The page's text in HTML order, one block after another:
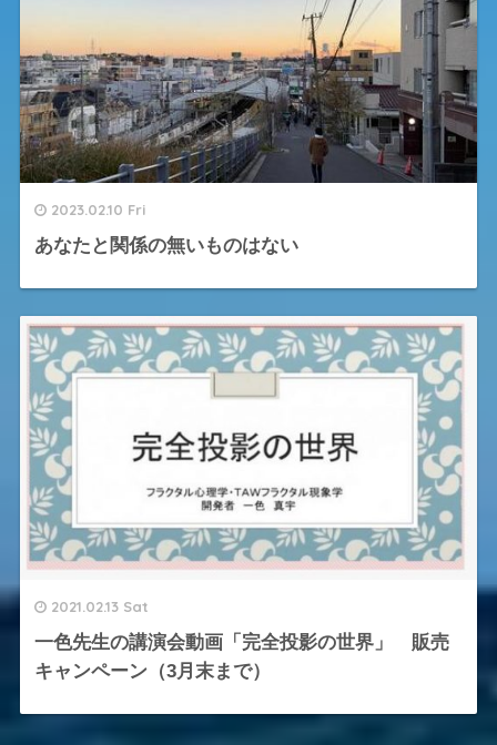
2023.02.10 Fri
あなたと関係の無いものはない
2021.02.13 Sat
一色先生の講演会動画「完全投影の世界」 販売
キャンペーン（3月末まで）